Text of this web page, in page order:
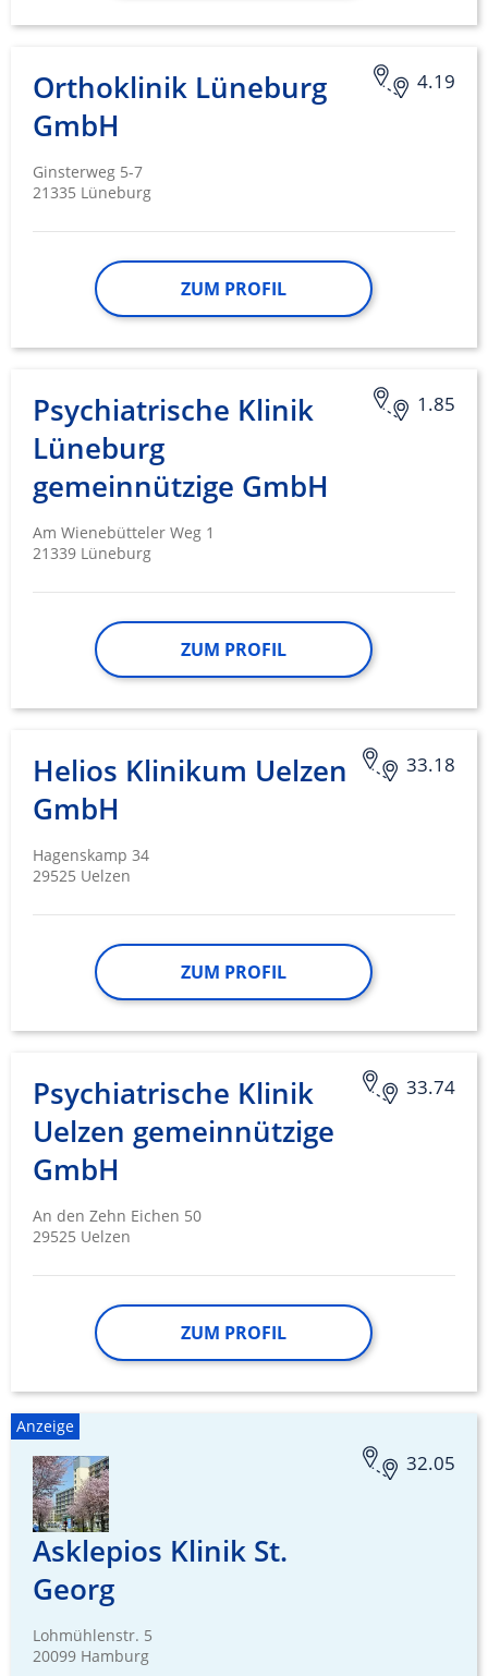
4.19
Orthoklinik Lüneburg
GmbH
Ginsterweg 5-7
21335 Lüneburg
ZUM PROFIL
1.85
Psychiatrische Klinik
Lüneburg
gemeinnützige GmbH
Am Wienebütteler Weg 1
21339 Lüneburg
ZUM PROFIL
33.18
Helios Klinikum Uelzen
GmbH
Hagenskamp 34
29525 Uelzen
ZUM PROFIL
33.74
Psychiatrische Klinik
Uelzen gemeinnützige
GmbH
An den Zehn Eichen 50
29525 Uelzen
ZUM PROFIL
Anzeige
32.05
Asklepios Klinik St.
Georg
Lohmühlenstr. 5
20099 Hamburg